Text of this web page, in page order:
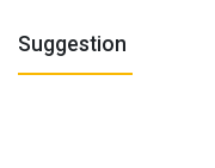
Suggestion